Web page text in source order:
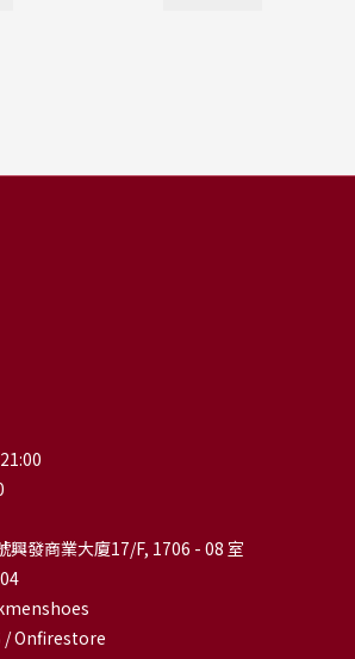
興發商業大廈17/F, 1706 - 08 室
/ Onfirestore